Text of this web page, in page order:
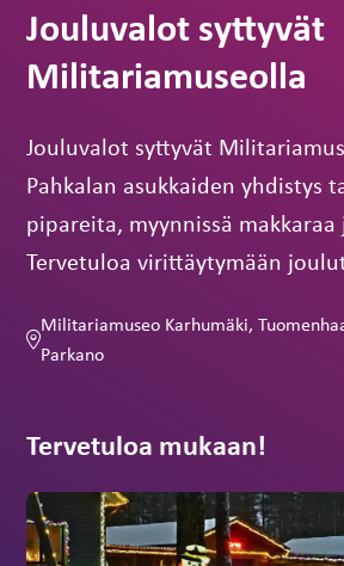
Jouluvalot syttyvät
Militariamuseolla
Jouluvalot syttyvät
Pahkalan asukkaiden yhdistys
pipareita, myynnissä
Tervetuloa virittäytymään
Militariamuseo Karhumäki,
Parkano
Tervetuloa mukaan!